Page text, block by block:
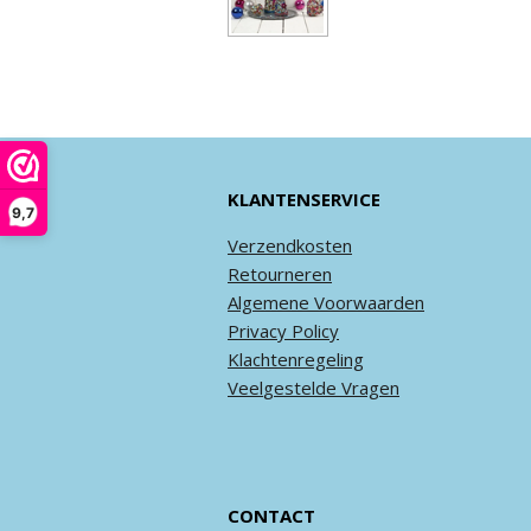
9,7
KLANTENSERVICE
Verzendkosten
Retourneren
Algemene Voorwaarden
Privacy Policy
Klachtenregeling
Veelgestelde Vragen
CONTACT